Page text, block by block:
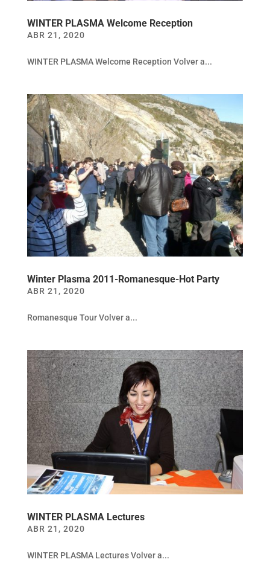
WINTER PLASMA Welcome Reception
ABR 21, 2020
WINTER PLASMA Welcome Reception Volver a...
Winter Plasma 2011-Romanesque-Hot Party
ABR 21, 2020
Romanesque Tour Volver a...
WINTER PLASMA Lectures
ABR 21, 2020
WINTER PLASMA Lectures Volver a...